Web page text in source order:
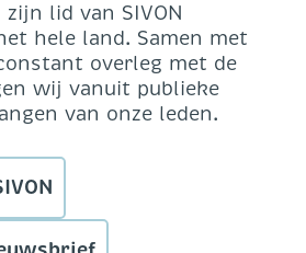
lid van SIVON
hele land. Samen met
overleg met de
wij vanuit publieke
van onze leden.